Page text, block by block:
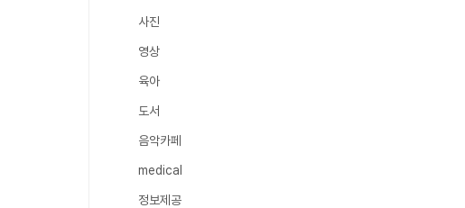
사진
영상
육아
도서
음악카페
medical
정보제공